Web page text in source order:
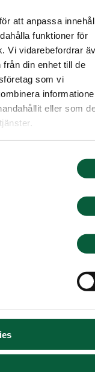
att anpassa
funktioner för
Vi vidarebefordrar
din enhet till de
som vi
eller som
VAR
att vila i
dagar i